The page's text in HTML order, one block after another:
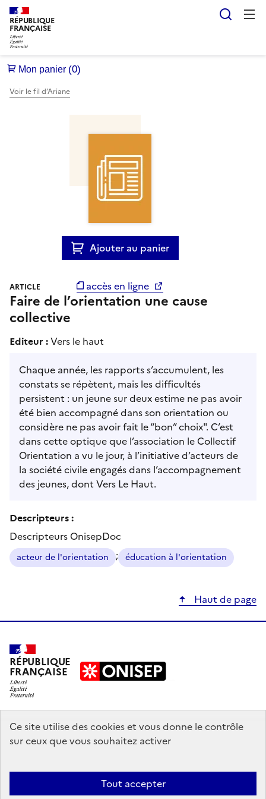
Ce site utilise des cookies et vous donne le contrôle
sur ceux que vous souhaitez activer
Tout accepter
RÉPUBLIQUE
FRANÇAISE
Voir le fil d’Ariane
Ajouter au panier
accès en ligne
ARTICLE
Faire de l’orientation une cause
collective
Editeur :Vers le haut
Chaque année, les rapports s’accumulent, les
constats se répètent, mais les difficultés
persistent : un jeune sur deux estime ne pas avoir
été bien accompagné dans son orientation ou
considère ne pas avoir fait le “bon” choix". C’est
dans cette optique que l’association le Collectif
Orientation a vu le jour, à l’initiative d’acteurs de
la société civile engagés dans l’accompagnement
des jeunes, dont Vers Le Haut.
Descripteurs :
Descripteurs OnisepDoc
acteur de l'orientation ; éducation à l'orientation
Haut de page
RÉPUBLIQUE
FRANÇAISE
education.gouv.fr
enseignementsup-recherche.gouv.fr